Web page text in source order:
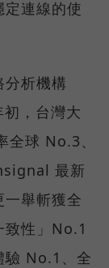
連線的使
析機構
，台灣大
球 No.3、
最新
舉斬獲全
致性」No.1
驗 No.1、全